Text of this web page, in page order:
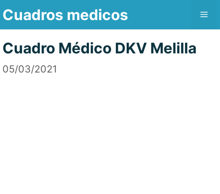
Saltar
contenido
Cuadros medicos
Cuadro Médico DKV Melilla
05/03/2021